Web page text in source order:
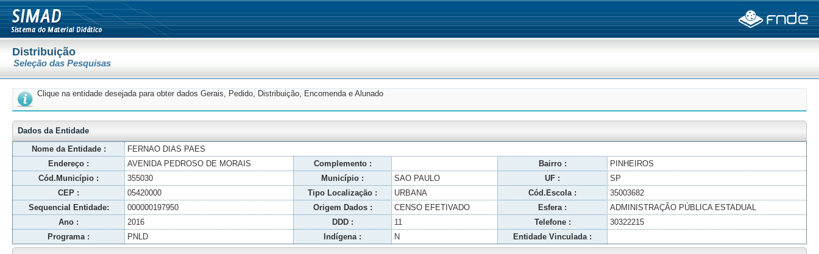
Distribuição
Seleção das Pesquisas
Clique na entidade desejada para obter dados Gerais, Pedido, Distribuição, Encomenda e Alunado
Dados da Entidade
Nome da Entidade :
FERNAO DIAS PAES
Endereço :
AVENIDA PEDROSO DE MORAIS Complemento : Bairro :
PINHEIROS
Cód.Município :
355030 Município : SAO PAULO UF :
SP
CEP :
05420000 Tipo Localização : URBANA Cód.Escola :
35003682
Sequencial Entidade:
000000197950 Origem Dados : CENSO EFETIVADO Esfera :
ADMINISTRAÇÃO PÚBLICA ESTADUAL
Ano :
2016 DDD : 11 Telefone :
30322215
Programa :
PNLD Indígena : N Entidade Vinculada :